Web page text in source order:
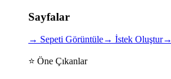
Sayfalar
→ Sepeti Görüntüle→ İstek Oluştur→
⭐ Öne Çıkanlar